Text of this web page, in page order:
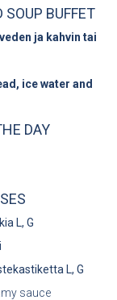
BUFFET
ja kahvin tai
ice water and
DAY
L, G
L, G
sauce